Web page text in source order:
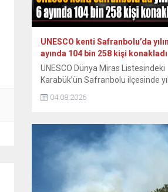
UNESCO kenti Safranbolu’da
ayında 104 bin 258 kişi konakladı
UNESCO Dünya Miras Listesindeki
Karabük’ün Safranbolu ilçesinde
ayında konaklayan yerli turist
yüzde 7,1 artış yaşanırken,
Osmanlı döneminden kalma han,
cami, çeşme, köprü ve geleneksel
konaklarıyla her yıl yüz binlerce
04.08.2026